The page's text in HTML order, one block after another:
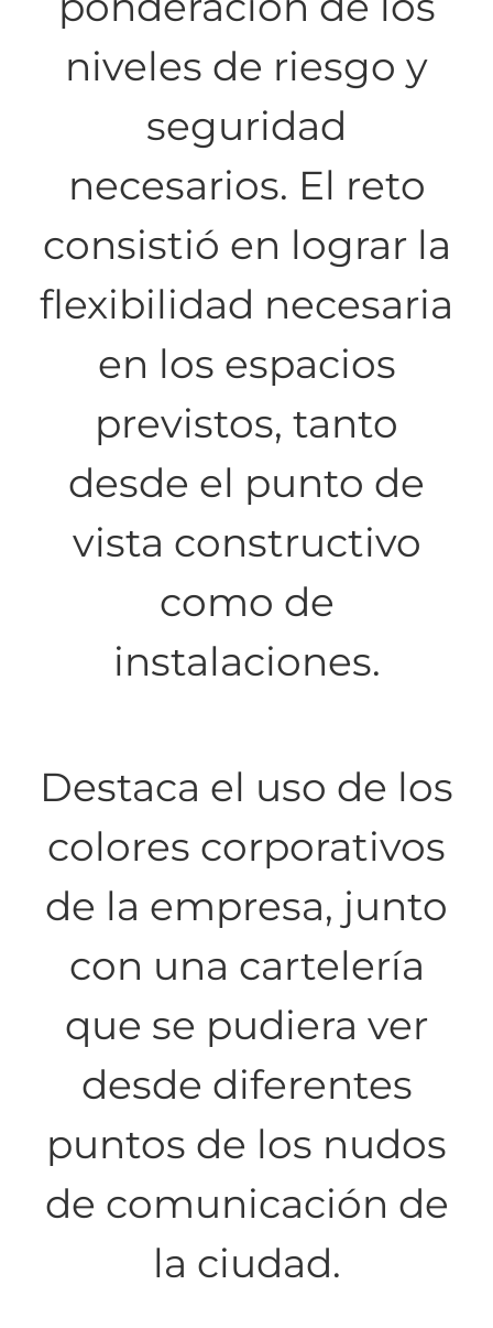
niveles de riesgo y
seguridad
necesarios. El reto
consistió en lograr la
flexibilidad necesaria
en los espacios
previstos, tanto
desde el punto de
vista constructivo
como de
instalaciones.
Destaca el uso de los
colores corporativos
de la empresa, junto
con una cartelería
que se pudiera ver
desde diferentes
puntos de los nudos
de comunicación de
la ciudad.